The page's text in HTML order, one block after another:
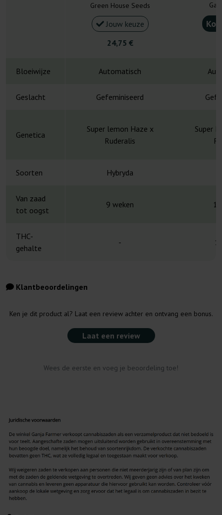
Green House Seeds
Jouw keuze
24,75 €
Bloeiwijze Automatisch
Geslacht Gefeminiseerd
Genetica
Super lemon Haze x
Ruderalis
Super
Soorten Hybryda
Van zaad
tot oogst
9 weken
THC-
gehalte
-
Klantbeoordelingen
Ken je dit product al? Laat een review achter en ontvang een bonus.
Laat een review
Wees de eerste en voeg je beoordeling toe!